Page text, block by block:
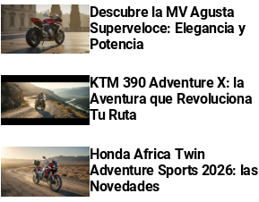
Descubre la MV Agusta
Superveloce: Elegancia y
Potencia
KTM 390 Adventure X: la
Aventura que Revoluciona
Tu Ruta
Honda Africa Twin
Adventure Sports 2026: las
Novedades